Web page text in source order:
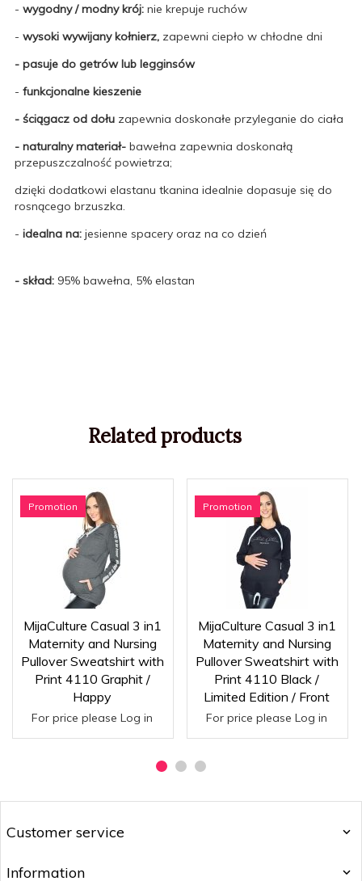
- wygodny / modny krój: nie krepuje ruchów
- wysoki wywijany kołnierz, zapewni ciepło w chłodne dni
- pasuje do getrów lub legginsów
- funkcjonalne kieszenie
- ściągacz od dołu zapewnia doskonałe przyleganie do ciała
- naturalny materiał- bawełna zapewnia doskonałą
przepuszczalność powietrza;
dzięki dodatkowi elastanu tkanina idealnie dopasuje się do
rosnącego brzuszka.
- idealna na: jesienne spacery oraz na co dzień
- skład: 95% bawełna, 5% elastan
Related products
Promotion
MijaCulture Casual 3 in1
Maternity and Nursing
Pullover Sweatshirt with
Print 4110 Graphit /
Happy
For price please Log in
Promotion
MijaCulture Casual 3 in1
Maternity and Nursing
Pullover Sweatshirt with
Print 4110 Black /
Limited Edition / Front
For price please Log in
Customer service
Information